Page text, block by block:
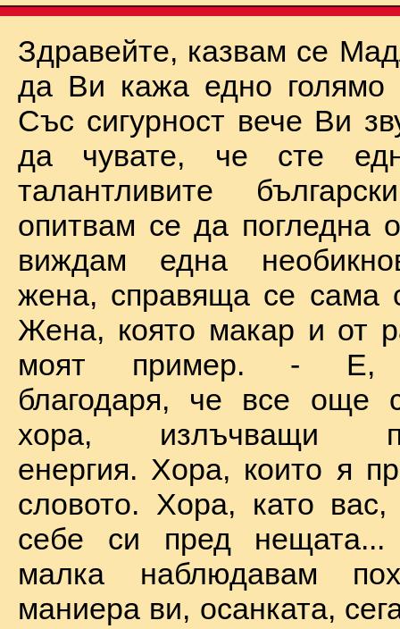
Здравейте, казвам се
да Ви кажа едно голямо
Със сигурност вече Ви
да чувате, че сте
талантливите
опитвам се да погледна
виждам една
жена, справяща се сама
Жена, която макар и от
моят пример. - Е,
благодаря, че все още
хора, излъчващи
енергия. Хора, които я
словото. Хора, като
себе си пред
малка наблюдавам
маниера ви, осанката,